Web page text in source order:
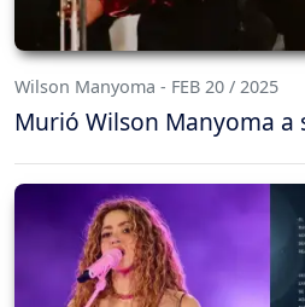
Wilson Manyoma - FEB 20 / 2025
Murió Wilson Manyoma a